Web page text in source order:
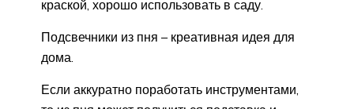
краской, хорошо использовать в саду.
Подсвечники из пня – креативная идея для
дома.
Если аккуратно поработать инструментами,